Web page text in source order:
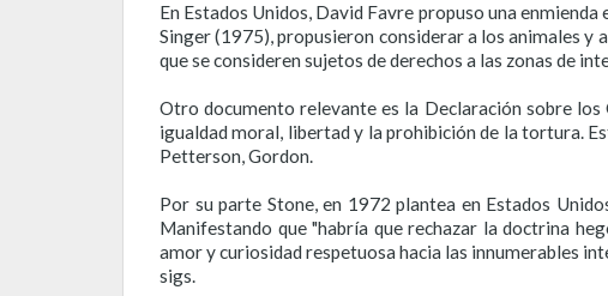
En Estados Unidos, David Favre propuso una
Singer (1975), propusieron considerar a los animales
que se consideren sujetos de derechos a las zonas de
Otro documento relevante es la Declaración sobre los
igualdad moral, libertad y la prohibición de la tortura.
Petterson, Gordon.
Por su parte Stone, en 1972 plantea en Estados
Manifestando que "habría que rechazar la doctrina
amor y curiosidad respetuosa hacia las innumerables
sigs.